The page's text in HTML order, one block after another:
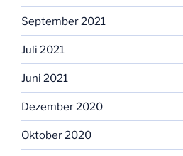
September 2021
Juli 2021
Juni 2021
Dezember 2020
Oktober 2020